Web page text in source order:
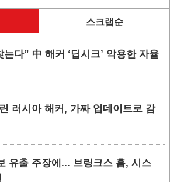
스크랩순
다” 中 해커 ‘딥시크’ 악용한 자율
러시아 해커, 가짜 업데이트로 감
유출 주장에... 브링크스 홈, 시스